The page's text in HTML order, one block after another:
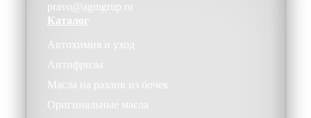
pravo@agmgrup.ru
Каталог
Автохимия и уход
Антифризы
Масла на разлив из бочек
Оригинальные масла